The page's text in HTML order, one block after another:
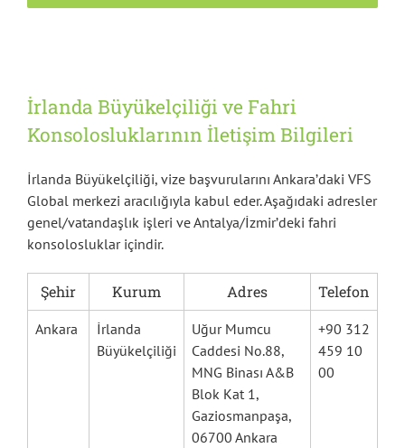
İrlanda Büyükelçiliği ve Fahri
Konsolosluklarının İletişim Bilgileri
İrlanda Büyükelçiliği, vize başvurularını Ankara’daki VFS
Global merkezi aracılığıyla kabul eder. Aşağıdaki adresler
genel/vatandaşlık işleri ve Antalya/İzmir’deki fahri
konsolosluklar içindir.
Şehir Kurum Adres Telefon
Ankara
İrlanda
Büyükelçiliği
Uğur Mumcu
Caddesi No.88,
MNG Binası A&B
Blok Kat 1,
Gaziosmanpaşa,
06700 Ankara
+90 312
459 10
00